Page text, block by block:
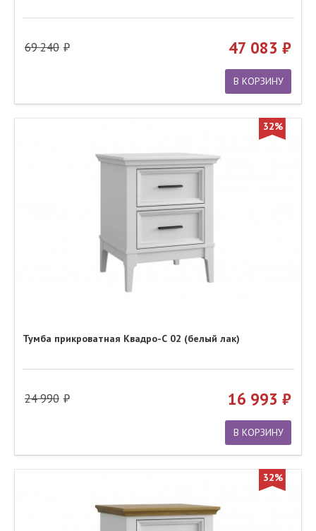
69 240 47 083
В КОРЗИНУ
32%
Тумба прикроватная Квадро-С 02 (белый лак)
24 990 16 993
В КОРЗИНУ
32%